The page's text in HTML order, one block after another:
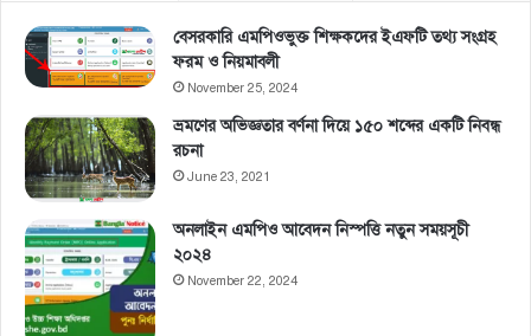
বেসরকারি এমপিওভুক্ত শিক্ষকদের ইএফটি তথ্য সংগ্রহ
ফরম ও নিয়মাবলী
November 25, 2024
ভ্রমণের অভিজ্ঞতার বর্ণনা দিয়ে ১৫০ শব্দের একটি নিবন্ধ
রচনা
June 23, 2021
অনলাইন এমপিও আবেদন নিস্পত্তি নতুন সময়সূচী
২০২৪
November 22, 2024